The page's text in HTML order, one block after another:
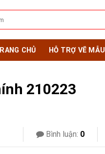
CHỦ HỖ TRỢ VẼ MẪU
210223
Bình luận: 0